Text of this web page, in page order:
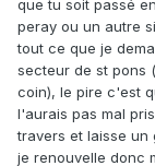
que tu soit passé
peray ou un autre
tout ce que je
secteur de st pons
coin), le pire c'est
l'aurais pas mal
travers et laisse un
je renouvelle donc